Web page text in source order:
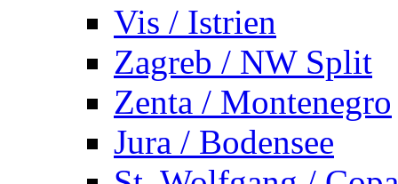
Vis / Istrien
Zagreb / NW Split
Zenta / Montenegro
Jura / Bodensee